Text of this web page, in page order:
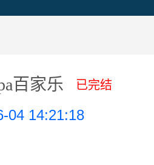
百家乐 已完结
04 14:21:18